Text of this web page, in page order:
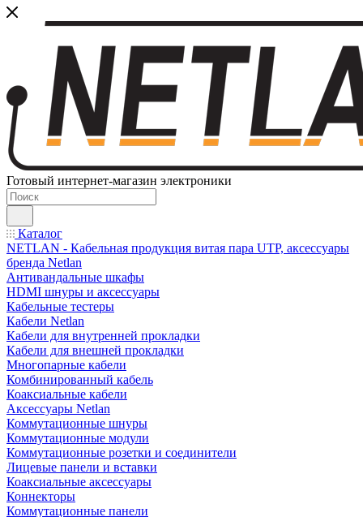
Готовый интернет-магазин электроники
Каталог
NETLAN - Кабельная продукция витая пара UTP, аксессуары
бренда Netlan
Антивандальные шкафы
HDMI шнуры и аксессуары
Кабельные тестеры
Кабели Netlan
Кабели для внутренней прокладки
Кабели для внешней прокладки
Многопарные кабели
Комбинированный кабель
Коаксиальные кабели
Аксессуары Netlan
Коммутационные шнуры
Коммутационные модули
Коммутационные розетки и соединители
Лицевые панели и вставки
Коаксиальные аксессуары
Коннекторы
Коммутационные панели